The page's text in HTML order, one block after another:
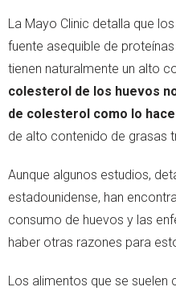
La Mayo Clinic detalla que
fuente asequible de
tienen naturalmente un alto
colesterol de los huevos
de colesterol como lo
de alto contenido de grasas
Aunque algunos estudios,
estadounidense, han
consumo de huevos y las
haber otras razones para
Los alimentos que se suelen